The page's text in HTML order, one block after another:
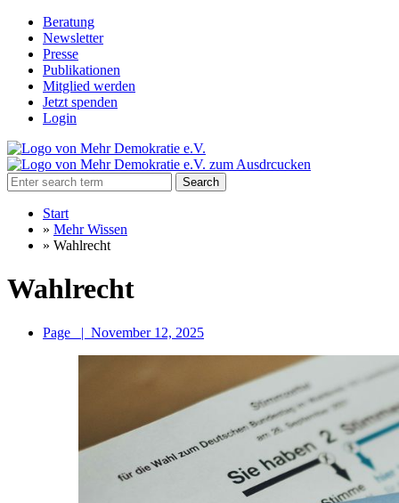
Beratung
Newsletter
Presse
Publikationen
Mitglied werden
Jetzt spenden
Login
Search
Start
» Mehr Wissen
» Wahlrecht
Wahlrecht
Page | November 12, 2025